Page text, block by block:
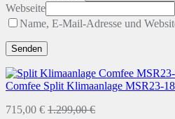
Webseite
Name, E-Mail-Adresse und
Comfee Split Klimaanlage MSR23-
715,00 € 1.299,00 €